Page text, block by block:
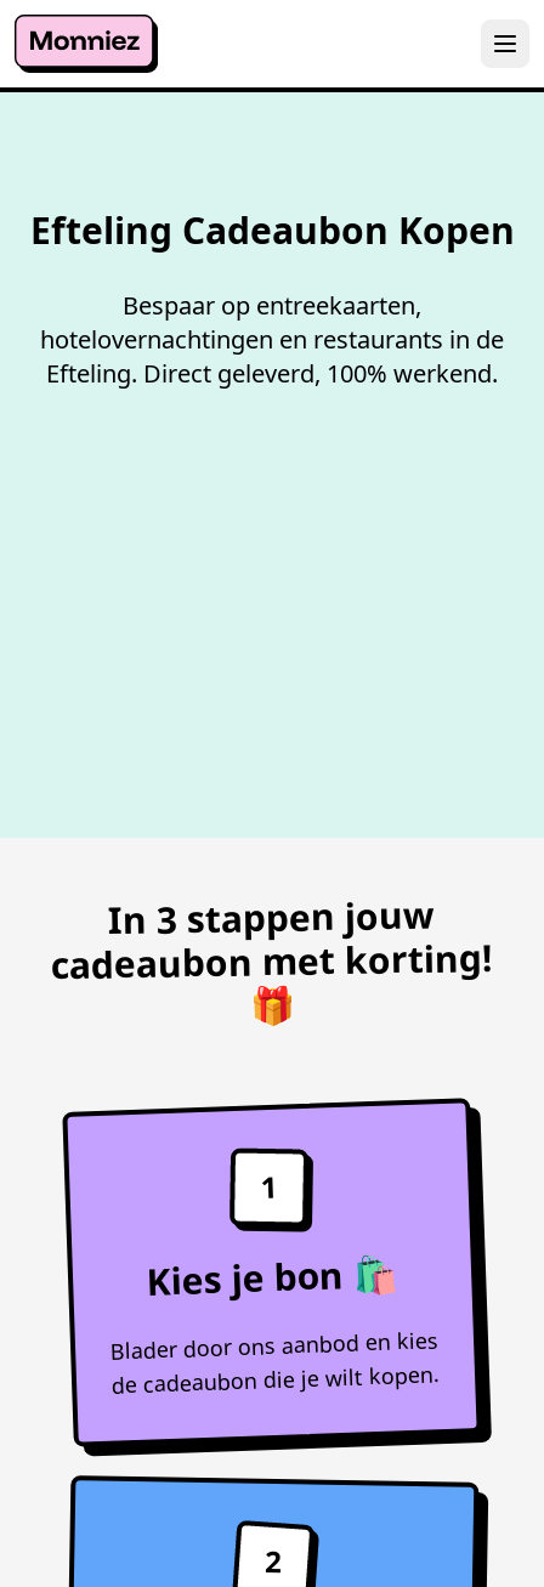
Efteling Cadeaubon Kopen
Bespaar op entreekaarten,
hotelovernachtingen en restaurants in de
Efteling. Direct geleverd, 100% werkend.
In 3 stappen jouw
cadeaubon met korting!
🎁
1
Kies je bon 🛍️
Blader door ons aanbod en kies
de cadeaubon die je wilt kopen.
2